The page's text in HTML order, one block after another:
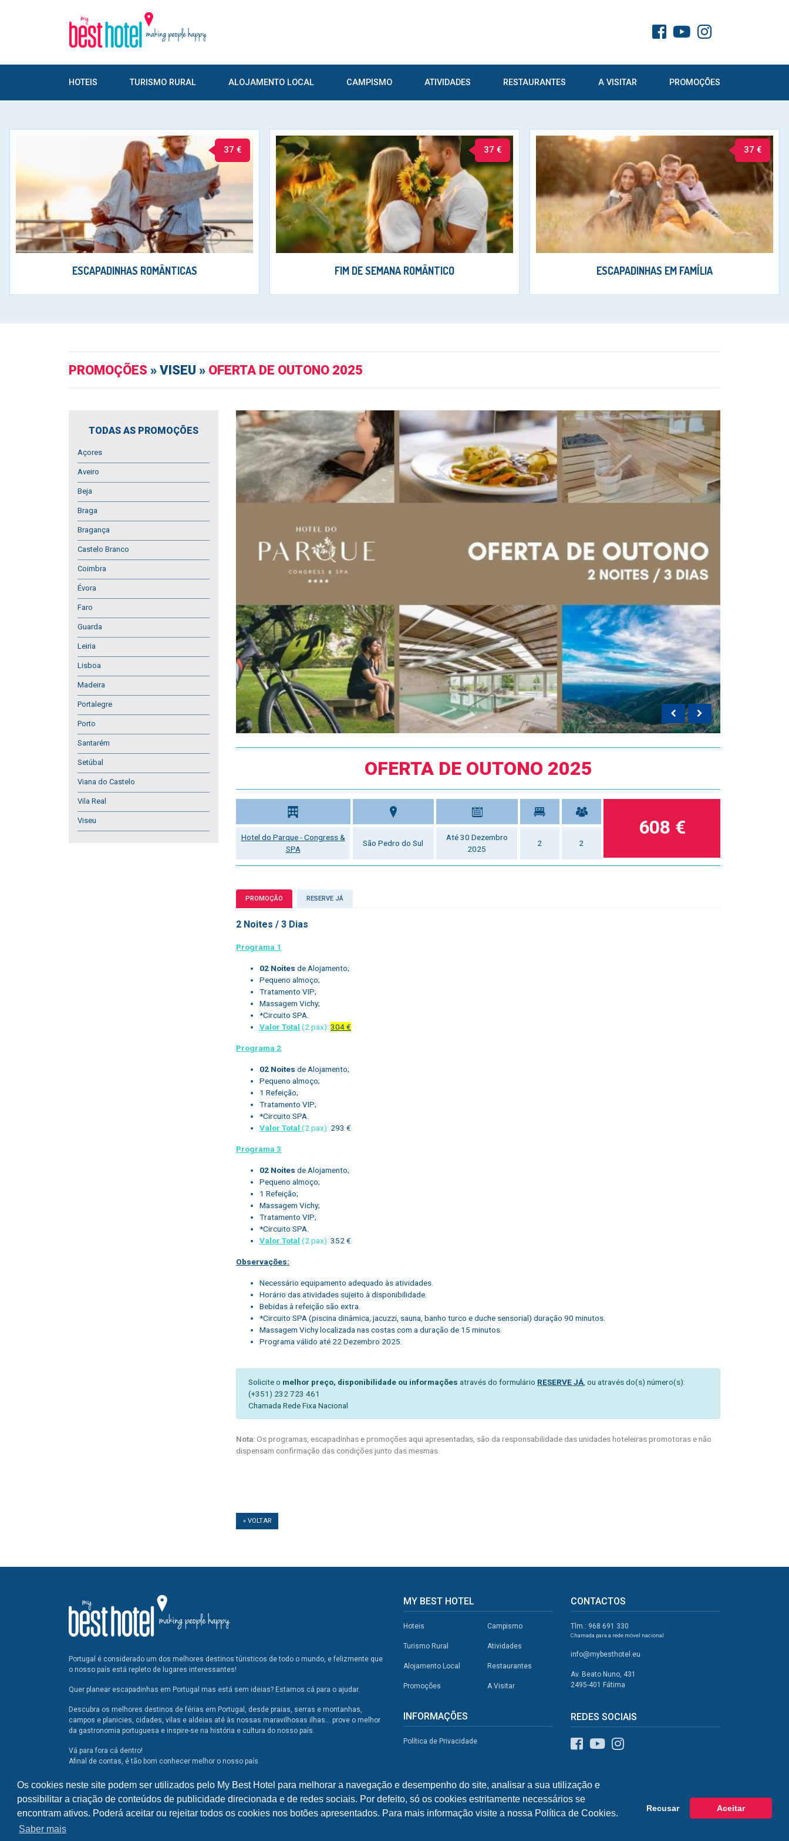
Os cookies neste site podem ser utilizados pelo My Best Hotel para melhorar a navegação e desempenho do site, analisar a sua utilização e
possibilitar a criação de conteúdos de publicidade direcionada e de redes sociais. Por defeito, só os cookies estritamente necessários se
encontram ativos. Poderá aceitar ou rejeitar todos os cookies nos botões apresentados. Para mais informação visite a nossa Política de Cookies.
Saber mais
Recusar Aceitar
HOTEIS TURISMO RURAL ALOJAMENTO LOCAL CAMPISMO ATIVIDADES RESTAURANTES A VISITAR PROMOÇÕES
37 €
ESCAPADINHAS ROMÂNTICAS
37 €
FIM DE SEMANA ROMÂNTICO
37 €
ESCAPADINHAS EM FAMÍLIA
PROMOÇÕES » VISEU » OFERTA DE OUTONO 2025
TODAS AS PROMOÇÕES
Açores
Aveiro
Beja
Braga
Bragança
Castelo Branco
Coimbra
Évora
Faro
Guarda
Leiria
Lisboa
Madeira
Portalegre
Porto
Santarém
Setúbal
Viana do Castelo
Vila Real
Viseu
OFERTA DE OUTONO 2025
Hotel do Parque - Congress &
SPA
São Pedro do Sul
Até 30 Dezembro
2025
2 2
608 €
PROMOÇÃO RESERVE JÁ
2 Noites / 3 Dias
Programa 1
02 Noites de Alojamento;
Pequeno almoço;
Tratamento VIP;
Massagem Vichy;
*Circuito SPA.
Valor Total (2 pax): 304 €
Programa 2
02 Noites de Alojamento;
Pequeno almoço;
1 Refeição;
Tratamento VIP;
*Circuito SPA.
Valor Total (2 pax): 293 €
Programa 3
02 Noites de Alojamento;
Pequeno almoço;
1 Refeição;
Massagem Vichy;
Tratamento VIP;
*Circuito SPA.
Valor Total (2 pax): 352 €
Observações:
Necessário equipamento adequado às atividades.
Horário das atividades sujeito à disponibilidade.
Bebidas à refeição são extra.
*Circuito SPA (piscina dinâmica, jacuzzi, sauna, banho turco e duche sensorial) duração 90 minutos.
Massagem Vichy localizada nas costas com a duração de 15 minutos.
Programa válido até 22 Dezembro 2025.
Solicite o melhor preço, disponibilidade ou informações através do formulário RESERVE JÁ, ou através do(s) número(s):
(+351) 232 723 461
Chamada Rede Fixa Nacional
Nota:Os programas, escapadinhas e promoções aqui apresentadas, são da responsabilidade das unidades hoteleiras promotoras e não
dispensam confirmação das condições junto das mesmas.
« VOLTAR
Portugal é considerado um dos melhores destinos túristicos de todo o mundo, e felizmente que
o nosso país está repleto de lugares interessantes!
Quer planear escapadinhas em Portugal mas está sem ideias? Estamos cá para o ajudar.
Descubra os melhores destinos de férias em Portugal, desde praias, serras e montanhas,
campos e planicies, cidades, vilas e aldeias até às nossas maravilhosas ilhas... prove o melhor
da gastronomia portuguesa e inspire-se na história e cultura do nosso país.
Vá para fora cá dentro!
Afinal de contas, é tão bom conhecer melhor o nosso país.
MY BEST HOTEL
Hoteis
Turismo Rural
Alojamento Local
Promoções
Campismo
Atividades
Restaurantes
A Visitar
INFORMAÇÕES
Política de Privacidade
CONTACTOS
Tlm.: 968 691 330
Chamada para a rede móvel nacional
info@mybesthotel.eu
Av. Beato Nuno, 431
2495-401 Fátima
REDES SOCIAIS